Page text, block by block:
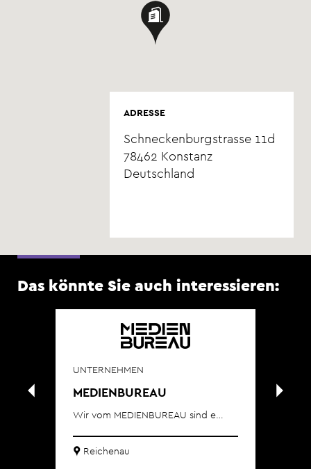
ADRESSE
Schneckenburgstrasse 11d
78462 Konstanz
Deutschland
Das könnte Sie auch interessieren:
UNTERNEHMEN
MEDIENBUREAU
Wir vom MEDIENBUREAU sind e…
Reichenau